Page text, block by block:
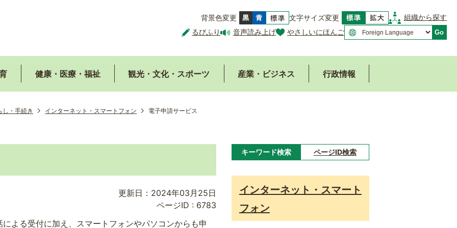
背景色変更 文字サイズ変更
組織から探す
るびふり
音声読み上げ やさしいにほんご Go
健康・医療・福祉 観光・文化・スポーツ 産業・ビジネス 行政情報
し・手続き インターネット・スマートフォン 電子申請サービス
更新日：2024年03月25日
ページID : 6783
よる受付に加え、スマートフォンやパソコンからも申
キーワード検索 ページID検索
ー
インターネット・スマート
フォン